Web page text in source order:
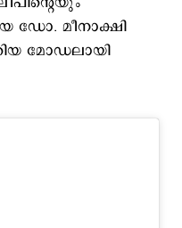
മീനാക്ഷി
മോഡലായി